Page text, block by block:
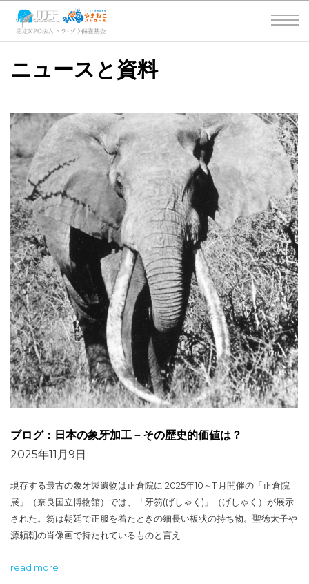
ニュースと資料
ブログ：日本の象牙加工－その歴史的価値は？
2025年11月9日
現存する最古の象牙製遺物は正倉院に 2025年10～11月開催の「正倉院
展」（奈良国立博物館）では、「牙笏(げしゃく)」（げしゃく）が展示
された。笏は朝廷で正服を着たときの細長い板状の持ち物。聖徳太子や
源頼朝の肖像画で持たれているものと言え…
read more